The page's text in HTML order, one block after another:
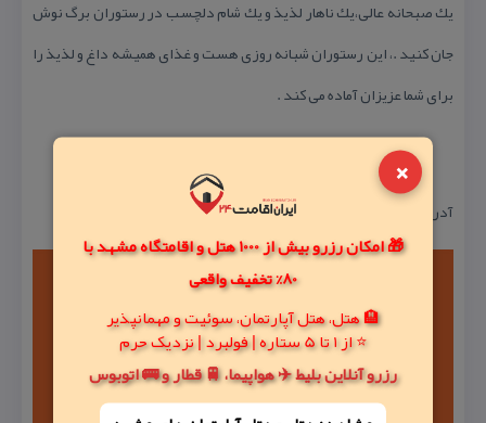
×
🎁 امکان رزرو بیش از 1000 هتل و اقامتگاه مشهد با
80% تخفیف واقعی
🏨 هتل، هتل آپارتمان، سوئیت و مهمانپذیر
⭐ از 1 تا 5 ستاره | فولبرد | نزدیک حرم
رزرو آنلاین بلیط ✈️ هواپیما، 🚆 قطار و 🚌 اتوبوس
یك صبحانه عالی،یك ناهار لذیذ و یك شام دلچسب در رستوران برگ نوش
جان كنید .، این رستوران شبانه روزی هست و غذای همیشه داغ و لذیذ را
برای شما عزیزان آماده می كند .
آدرس :كرمان – سیرجان‎ بلوار امام رضا، روبروی تندیس مادر